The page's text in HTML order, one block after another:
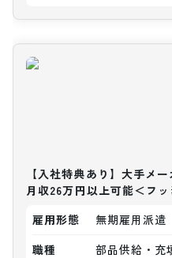
【入社特典あり】大手メ
月収26万円以上可能＜フ
雇用形態
無期雇用派遣
職種
部品供給・充